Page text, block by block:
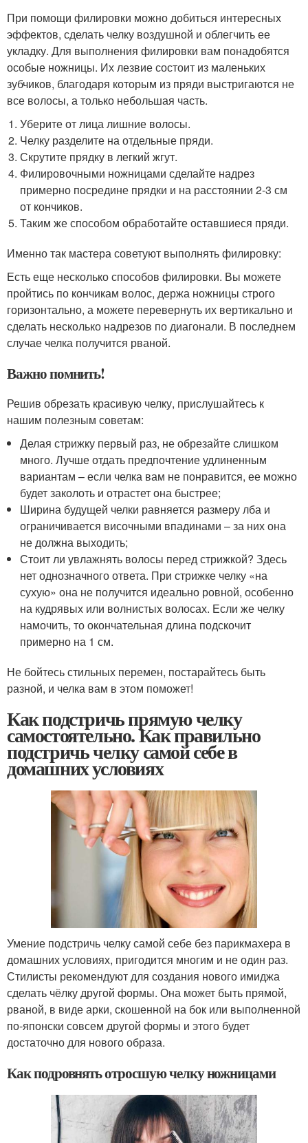
При помощи филировки можно добиться интересных
эффектов, сделать челку воздушной и облегчить ее
укладку. Для выполнения филировки вам понадобятся
особые ножницы. Их лезвие состоит из маленьких
зубчиков, благодаря которым из пряди выстригаются не
все волосы, а только небольшая часть.
Уберите от лица лишние волосы.
Челку разделите на отдельные пряди.
Скрутите прядку в легкий жгут.
Филировочными ножницами сделайте надрез
примерно посредине прядки и на расстоянии 2-3 см
от кончиков.
Таким же способом обработайте оставшиеся пряди.
Именно так мастера советуют выполнять филировку:
Есть еще несколько способов филировки. Вы можете
пройтись по кончикам волос, держа ножницы строго
горизонтально, а можете перевернуть их вертикально и
сделать несколько надрезов по диагонали. В последнем
случае челка получится рваной.
Важно помнить!
Решив обрезать красивую челку, прислушайтесь к
нашим полезным советам:
Делая стрижку первый раз, не обрезайте слишком
много. Лучше отдать предпочтение удлиненным
вариантам – если челка вам не понравится, ее можно
будет заколоть и отрастет она быстрее;
Ширина будущей челки равняется размеру лба и
ограничивается височными впадинами – за них она
не должна выходить;
Стоит ли увлажнять волосы перед стрижкой? Здесь
нет однозначного ответа. При стрижке челку «на
сухую» она не получится идеально ровной, особенно
на кудрявых или волнистых волосах. Если же челку
намочить, то окончательная длина подскочит
примерно на 1 см.
Не бойтесь стильных перемен, постарайтесь быть
разной, и челка вам в этом поможет!
Как подстричь прямую челку
самостоятельно. Как правильно
подстричь челку самой себе в
домашних условиях
Умение подстричь челку самой себе без парикмахера в
домашних условиях, пригодится многим и не один раз.
Стилисты рекомендуют для создания нового имиджа
сделать чёлку другой формы. Она может быть прямой,
рваной, в виде арки, скошенной на бок или выполненной
по-японски совсем другой формы и этого будет
достаточно для нового образа.
Как подровнять отросшую челку ножницами